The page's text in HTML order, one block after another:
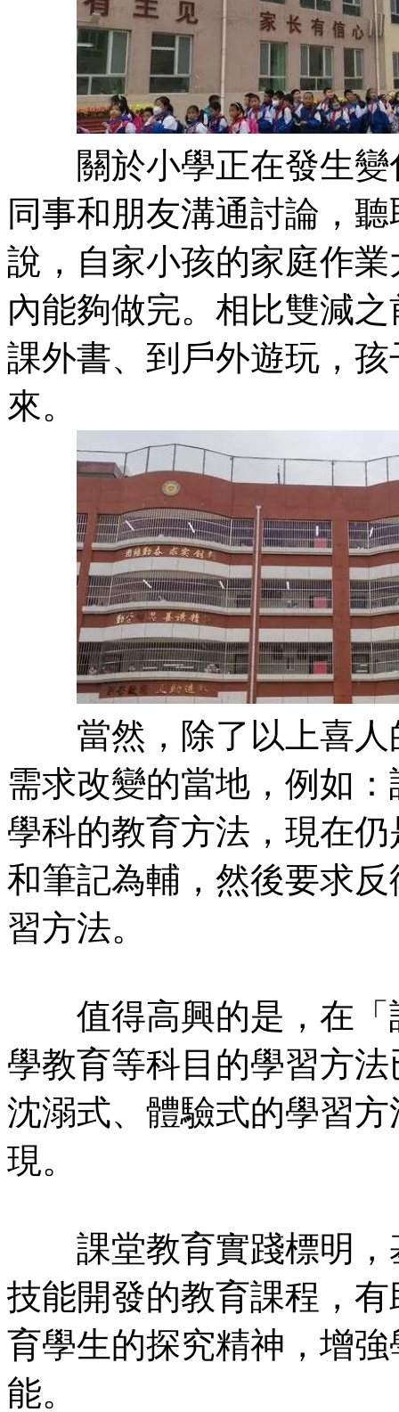
關於小學正在發生變
同事和朋友溝通討論，
說，自家小孩的家庭作
內能夠做完。相比雙減
課外書、到戶外遊玩，
來。
當然，除了以上喜人
需求改變的當地，例如
學科的教育方法，現在
和筆記為輔，然後要求
習方法。
值得高興的是，在「
學教育等科目的學習方
沈溺式、體驗式的學習
現。
課堂教育實踐標明，
技能開發的教育課程，
育學生的探究精神，增
能。